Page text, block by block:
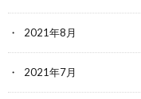
2021年8月
2021年7月